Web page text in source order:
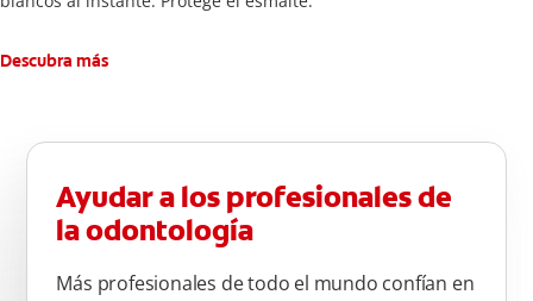
Descubra más
Ayudar a los profesionales de
la odontología
Más profesionales de todo el mundo confían en